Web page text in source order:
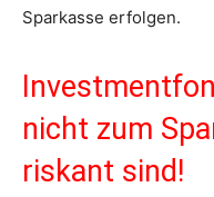
Sparkasse erfolgen.
nicht zum
riskant sind!